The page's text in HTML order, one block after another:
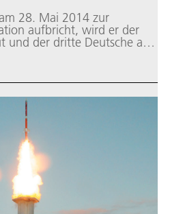
28. Mai 2014 zur
aufbricht, wird er der
und der dritte Deutsche auf